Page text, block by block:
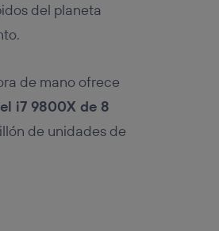
del planeta
de mano ofrece
i7 9800X de 8
de unidades de